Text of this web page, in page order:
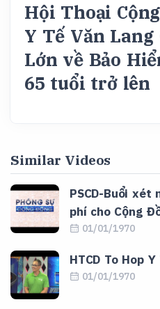
Hội Thoại
Y Tế Văn
Lớn về Bảo
65 tuổi trở lên
Similar Videos
PSCD-Buổi xét
phí cho Cộng
01/01/1970
HTCD To Hop
01/01/1970